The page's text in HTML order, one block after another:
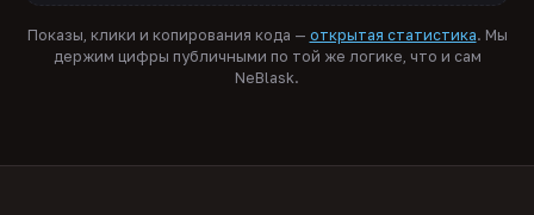
Показы, клики и копирования кода — открытая статистика. Мы
держим цифры публичными по той же логике, что и сам
NeBlask.